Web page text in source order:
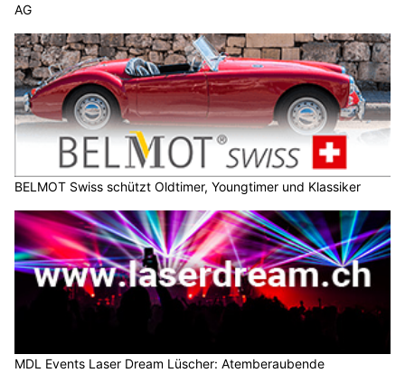
AG
BELMOT Swiss schützt Oldtimer, Youngtimer und Klassiker
MDL Events Laser Dream Lüscher: Atemberaubende